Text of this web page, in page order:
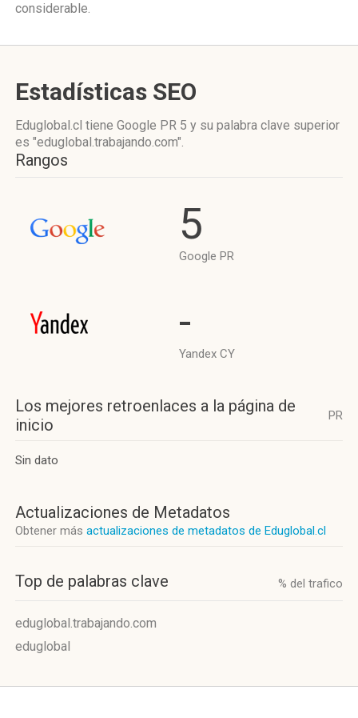
considerable.
Estadísticas SEO
Eduglobal.cl tiene Google PR 5 y su palabra clave superior
es "eduglobal.trabajando.com".
Rangos
5
Google PR
-
Yandex CY
Los mejores retroenlaces a la página de
inicio
PR
Sin dato
Actualizaciones de Metadatos
Obtener más actualizaciones de metadatos de Eduglobal.cl
Top de palabras clave % del trafico
eduglobal.trabajando.com
eduglobal